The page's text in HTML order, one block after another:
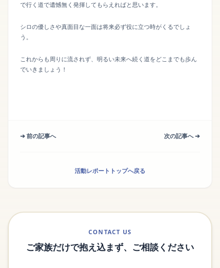
で行く道で遺憾無く発揮してもらえればと思います。
シロの優しさや真面目な一面は将来必ず役に立つ時がくるでしょ
う。
これからも周りに流されず、明るい未来へ続く道をどこまでも歩ん
でいきましょう！
➔ 前の記事へ 次の記事へ ➔
活動レポートトップへ戻る
CONTACT US
ご家族だけで抱え込まず、ご相談ください